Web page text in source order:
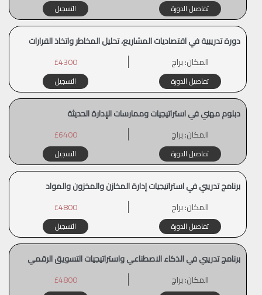
تفاصيل الدورة التسجيل
دورة تدريبية في اقتصاديات المشاريع، تحليل المخاطر واتخاذ القرارات
المكان:براج £4300
تفاصيل الدورة التسجيل
دبلوم مهني في استراتيجيات وممارسات الإدارة الحديثة
المكان:براج £6400
تفاصيل الدورة التسجيل
برنامج تدريبي في استراتيجيات إدارة المخازن والمخزون والمواد
المكان:براج £4800
تفاصيل الدورة التسجيل
برنامج تدريبي في الذكاء الاصطناعي واستراتيجيات التسويق الرقمي
المكان:براج £4800